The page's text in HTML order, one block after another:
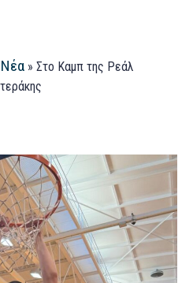
Νέα » Στο Καμπ της Ρεάλ